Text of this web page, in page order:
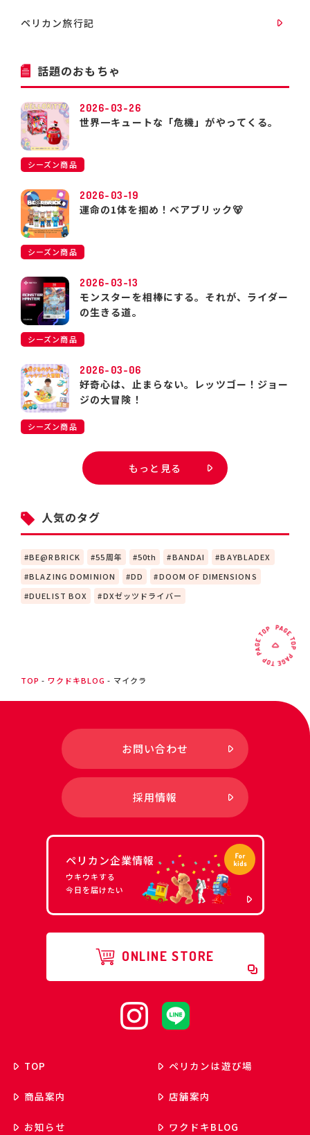
ペリカン旅行記
話題のおもちゃ
2026-03-26
世界一キュートな「危機」がやってくる。
シーズン商品
2026-03-19
運命の1体を掴め！ベアブリック🐻
シーズン商品
2026-03-13
モンスターを相棒にする。それが、ライダー
の生きる道。
シーズン商品
2026-03-06
好奇心は、止まらない。レッツゴー！ジョー
ジの大冒険！
シーズン商品
もっと見る
人気のタグ
BE@RBRICK 55周年 50th BANDAI
BAYBLADEX
BLAZING DOMINION
DD
DOOM OF DIMENSIONS
DUELIST BOX
DXゼッツドライバー
TOP ワクドキBLOG マイクラ
お問い合わせ
採用情報
ペリカン企業情報
ウキウキする
今日を届けたい
ONLINE STORE
TOP ペリカンは遊び場
商品案内 店舗案内
お知らせ ワクドキBLOG